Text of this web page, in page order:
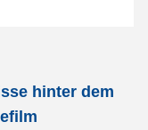
hinter dem